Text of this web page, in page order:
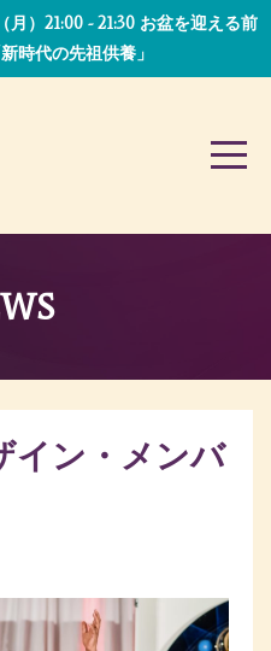
）21:00 - 21:30 お盆を迎える前
時代の先祖供養」
イン・メンバ